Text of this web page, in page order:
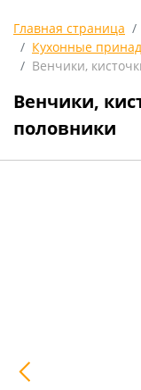
Главная страница
Кухонные
Венчики,
Венчики,
половники